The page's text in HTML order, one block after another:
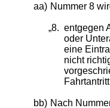
aa) Nummer 8
„8. entgegen
oder
eine
nicht
bb) Nach